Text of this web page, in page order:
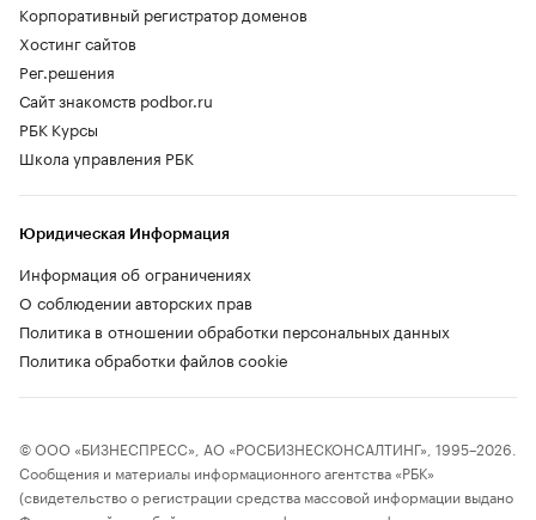
Корпоративный регистратор доменов
Хостинг сайтов
Рег.решения
Сайт знакомств podbor.ru
РБК Курсы
Школа управления РБК
Юридическая Информация
Информация об ограничениях
О соблюдении авторских прав
Политика в отношении обработки персональных данных
Политика обработки файлов cookie
© ООО «БИЗНЕСПРЕСС», АО «РОСБИЗНЕСКОНСАЛТИНГ», 1995–2026.
Сообщения и материалы информационного агентства «РБК»
(свидетельство о регистрации средства массовой информации выдано